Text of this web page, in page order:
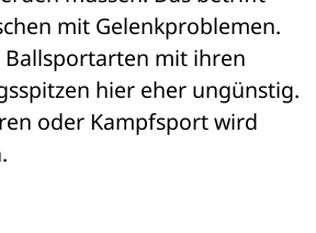
mit Gelenkproblemen.
Ballsportarten mit ihren
hier eher ungünstig.
oder Kampfsport wird